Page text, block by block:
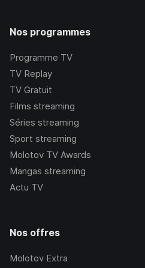
Nos programmes
Programme TV
TV Replay
TV Gratuit
Films streaming
Séries streaming
Sport streaming
Molotov TV Awards
Mangas streaming
Actu TV
Nos offres
Molotov Extra